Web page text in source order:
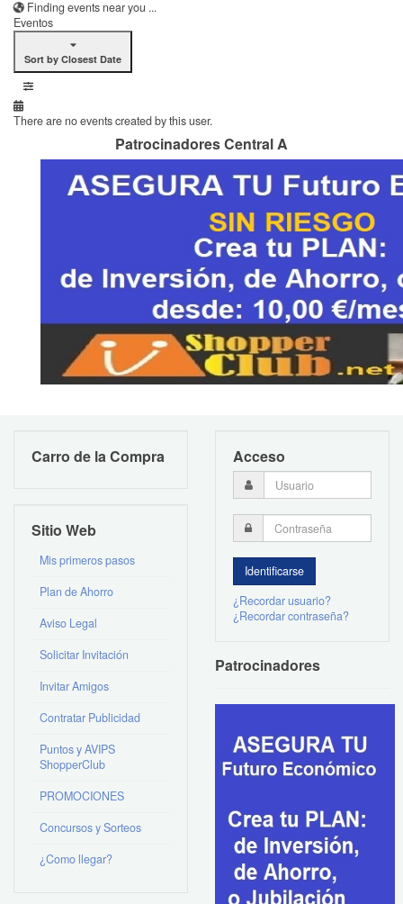
Finding events near you ...
Eventos
Sort by Closest Date
There are no events created by this user.
Patrocinadores Central A
Carro de la Compra
Sitio Web
Mis primeros pasos
Plan de Ahorro
Aviso Legal
Solicitar Invitación
Invitar Amigos
Contratar Publicidad
Puntos y AVIPS
ShopperClub
PROMOCIONES
Concursos y Sorteos
¿Como llegar?
Acceso
¿Recordar usuario?
¿Recordar contraseña?
Patrocinadores